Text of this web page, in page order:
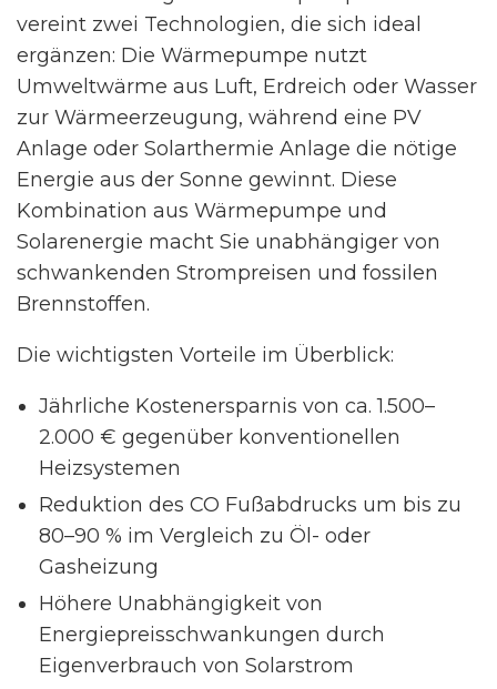
vereint zwei Technologien, die sich ideal
ergänzen: Die Wärmepumpe nutzt
Umweltwärme aus Luft, Erdreich oder Wasser
zur Wärmeerzeugung, während eine PV
Anlage oder Solarthermie Anlage die nötige
Energie aus der Sonne gewinnt. Diese
Kombination aus Wärmepumpe und
Solarenergie macht Sie unabhängiger von
schwankenden Strompreisen und fossilen
Brennstoffen.
Die wichtigsten Vorteile im Überblick:
Jährliche Kostenersparnis von ca. 1.500–
2.000 € gegenüber konventionellen
Heizsystemen
Reduktion des CO Fußabdrucks um bis zu
80–90 % im Vergleich zu Öl- oder
Gasheizung
Höhere Unabhängigkeit von
Energiepreisschwankungen durch
Eigenverbrauch von Solarstrom